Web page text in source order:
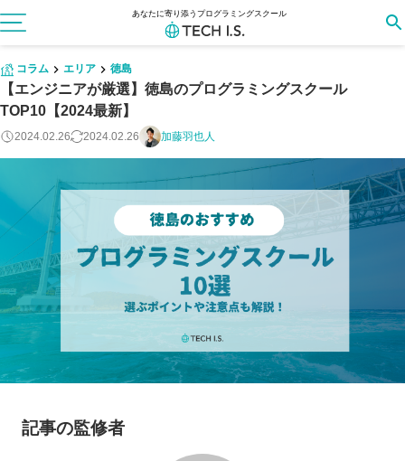
あなたに寄り添うプログラミングスクール
コラム エリア 徳島
【エンジニアが厳選】徳島のプログラミングスクール
TOP10【2024最新】
2024.02.26 2024.02.26 加藤羽也人
記事の監修者